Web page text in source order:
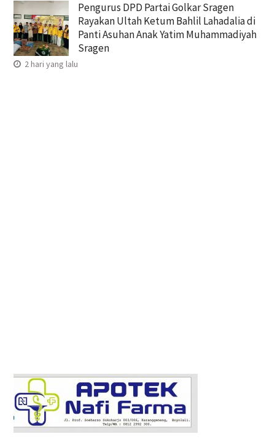
Pengurus DPD Partai Golkar Sragen
Rayakan Ultah Ketum Bahlil Lahadalia di
Panti Asuhan Anak Yatim Muhammadiyah
Sragen
2 hari yang lalu